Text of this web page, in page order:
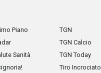
Piano
Sanità
TGN
TGN Calcio
TGN Today
Tiro Incrociato